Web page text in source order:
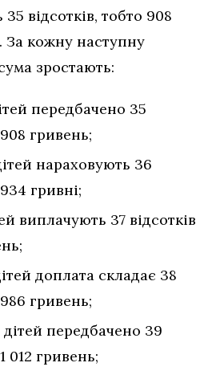
відсотків, тобто 908
За кожну наступну
зростають:
передбачено 35
гривень;
нараховують 36
гривні;
виплачують 37 відсотків
доплата складає 38
гривень;
дітей передбачено 39
012 гривень;